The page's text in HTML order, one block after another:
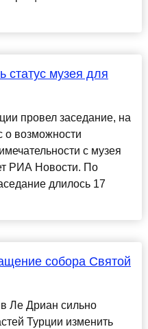
статус музея для
провел заседание, на
о возможности
с музея
РИА Новости. По
длилось 17
собора Святой
Ле Дриан сильно
Турции изменить